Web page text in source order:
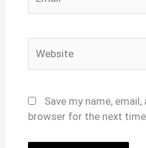
Save my name,
browser for the next